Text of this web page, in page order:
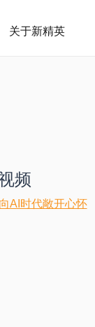
关于新精英
频
AI时代敞开心怀